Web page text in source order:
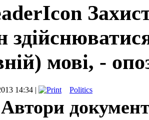
мові, -
14:34 | Politics
Автори